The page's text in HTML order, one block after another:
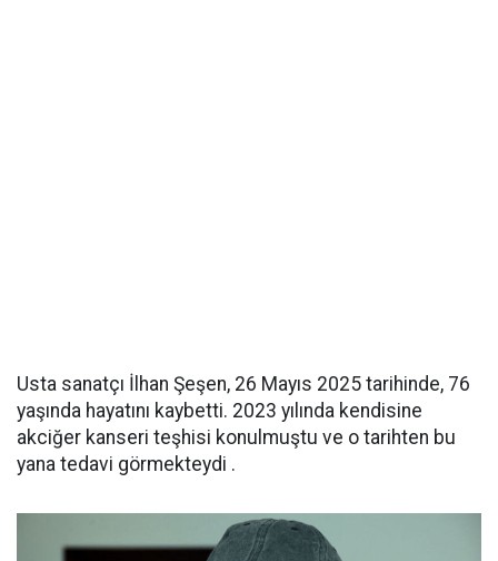
Usta sanatçı İlhan Şeşen, 26 Mayıs 2025 tarihinde, 76
yaşında hayatını kaybetti. 2023 yılında kendisine
akciğer kanseri teşhisi konulmuştu ve o tarihten bu
yana tedavi görmekteydi .